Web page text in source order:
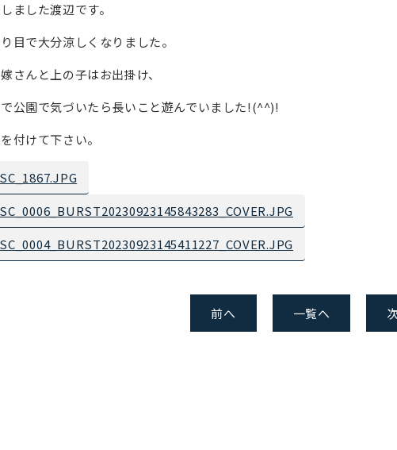
ました渡辺です。
目で大分涼しくなりました。
さんと上の子はお出掛け、
公園で気づいたら長いこと遊んでいました!(^^)!
付けて下さい。
前へ 一覧へ